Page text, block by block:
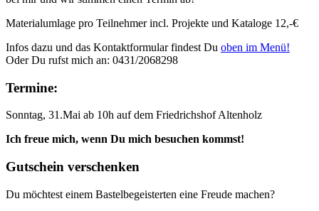
Materialumlage pro Teilnehmer incl. Projekte und Kataloge 12,-€
Infos dazu und das Kontaktformular findest Du oben im Menü!
Oder Du rufst mich an: 0431/2068298
Termine:
Sonntag, 31.Mai ab 10h auf dem Friedrichshof Altenholz
Ich freue mich, wenn Du mich besuchen kommst!
Gutschein verschenken
Du möchtest einem Bastelbegeisterten eine Freude machen?